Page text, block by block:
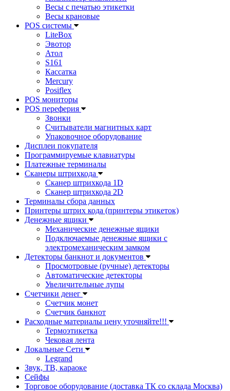
Весы с печатью этикетки
Весы крановые
POS системы
LiteBox
Эвотор
Атол
S161
Кассатка
Mercury
Posiflex
POS мониторы
POS переферия
Звонки
Считыватели магнитных карт
Упаковочное оборудование
Дисплеи покупателя
Программируемые клавиатуры
Платежные терминалы
Сканеры штрихкода
Сканер штрихкода 1D
Сканер штрихкода 2D
Терминалы сбора данных
Принтеры штрих кода (принтеры этикеток)
Денежные ящики
Механические денежные ящики
Подключаемые денежные ящики с
электромеханическим замком
Детекторы банкнот и документов
Просмотровые (ручные) детекторы
Автоматические детекторы
Увеличительные лупы
Счетчики денег
Счетчик монет
Счетчик банкнот
Расходные материалы цену уточняйте!!!
Термоэтикетка
Чековая лента
Локальные Сети
Legrand
Звук, ТВ, караоке
Сейфы
Торговое оборудование (доставка ТК со склада Москва)